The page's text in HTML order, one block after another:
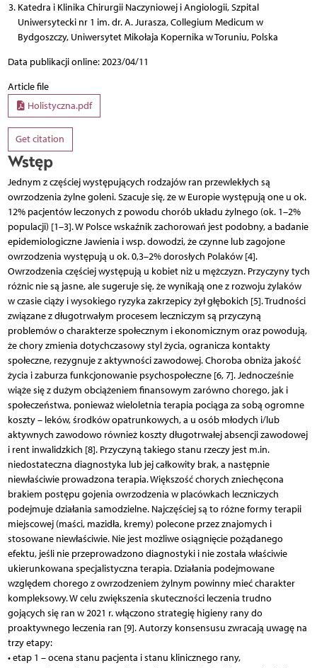
Katedra i Klinika Chirurgii Naczyniowej i Angiologii, Szpital
Uniwersytecki nr 1 im. dr. A. Jurasza, Collegium Medicum w
Bydgoszczy, Uniwersytet Mikołaja Kopernika w Toruniu, Polska
Data publikacji online: 2023/04/11
Article file
Holistyczna.pdf
Get citation
Wstęp
Jednym z częściej występujących rodzajów ran przewlekłych są
owrzodzenia żylne goleni. Szacuje się, że w Europie występują one u ok.
12% pacjentów leczonych z powodu chorób układu żylnego (ok. 1–2%
populacji) [1–3]. W Polsce wskaźnik zachorowań jest podobny, a badanie
epidemiologiczne Jawienia i wsp. dowodzi, że czynne lub zagojone
owrzodzenia występują u ok. 0,3–2% dorosłych Polaków [4].
Owrzodzenia częściej występują u kobiet niż u mężczyzn. Przyczyny tych
różnic nie są jasne, ale sugeruje się, że wynikają one z rozwoju żylaków
w czasie ciąży i wysokiego ryzyka zakrzepicy żył głębokich [5]. Trudności
związane z długotrwałym procesem leczniczym są przyczyną
problemów o charakterze społecznym i ekonomicznym oraz powodują,
że chory zmienia dotychczasowy styl życia, ogranicza kontakty
społeczne, rezygnuje z aktywności zawodowej. Choroba obniża jakość
życia i zaburza funkcjonowanie psychospołeczne [6, 7]. Jednocześnie
wiąże się z dużym obciążeniem finansowym zarówno chorego, jak i
społeczeństwa, ponieważ wieloletnia terapia pociąga za sobą ogromne
koszty – leków, środków opatrunkowych, a u osób młodych i/lub
aktywnych zawodowo również koszty długotrwałej absencji zawodowej
i rent inwalidzkich [8]. Przyczyną takiego stanu rzeczy jest m.in.
niedostateczna diagnostyka lub jej całkowity brak, a następnie
niewłaściwie prowadzona terapia. Większość chorych zniechęcona
brakiem postępu gojenia owrzodzenia w placówkach leczniczych
podejmuje działania samodzielne. Najczęściej są to różne formy terapii
miejscowej (maści, mazidła, kremy) polecone przez znajomych i
stosowane niewłaściwie. Nie jest możliwe osiągnięcie pożądanego
efektu, jeśli nie przeprowadzono diagnostyki i nie została właściwie
ukierunkowana specjalistyczna terapia. Działania podejmowane
względem chorego z owrzodzeniem żylnym powinny mieć charakter
kompleksowy. W celu zwiększenia skuteczności leczenia trudno
gojących się ran w 2021 r. włączono strategię higieny rany do
proaktywnego leczenia ran [9]. Autorzy konsensusu zwracają uwagę na
trzy etapy:
• etap 1 – ocena stanu pacjenta i stanu klinicznego rany,